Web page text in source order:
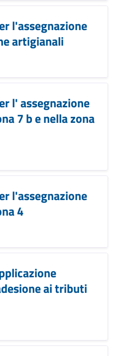
l'assegnazione
artigianali
l' assegnazione
7 b e nella zona
l'assegnazione
4
ai tributi